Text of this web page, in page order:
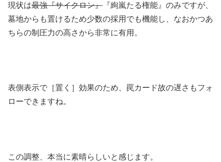
現状は最強『サイクロン』 『絢嵐たる権能』のみですが、
墓地からも置けるため少数の採用でも機能し、なおかつあ
ちらの制圧力の高さから非常に有用。
表側表示で［置く］効果のため、罠カード故の遅さもフォ
ローできますね。
この調整、本当に素晴らしいと感じます。